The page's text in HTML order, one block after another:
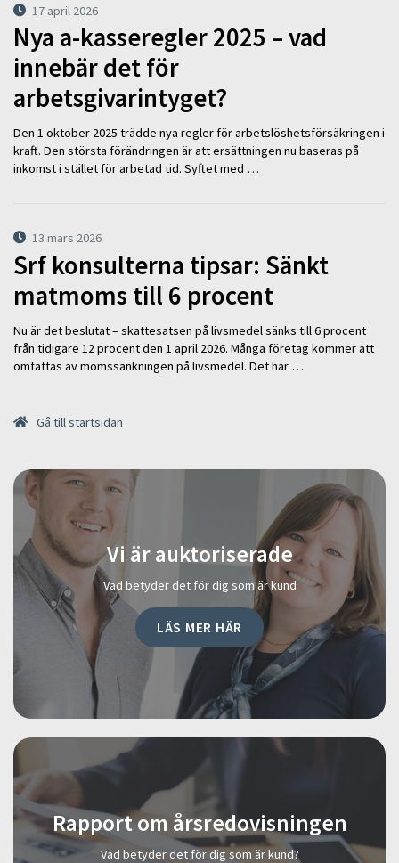
17 april 2026
Nya a-kasseregler 2025 – vad
innebär det för
arbetsgivarintyget?
Den 1 oktober 2025 trädde nya regler för arbetslöshetsförsäkringen i
kraft. Den största förändringen är att ersättningen nu baseras på
inkomst i stället för arbetad tid. Syftet med …
13 mars 2026
Srf konsulterna tipsar: Sänkt
matmoms till 6 procent
Nu är det beslutat – skattesatsen på livsmedel sänks till 6 procent
från tidigare 12 procent den 1 april 2026. Många företag kommer att
omfattas av momssänkningen på livsmedel. Det här …
Gå till startsidan
Vi är auktoriserade
Vad betyder det för dig som är kund
LÄS MER HÄR
Rapport om årsredovisningen
Vad betyder det för dig som är kund?